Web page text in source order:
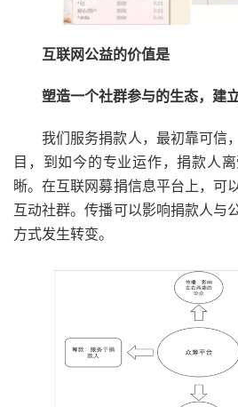
互联网公益的价值是
塑造一个社群参与的生态，建
我们服务捐款人，最初靠可信
目，到如今的专业运作，捐款人
晰。在互联网募捐信息平台上，可
互动社群。传播可以影响捐款人与
方式发生转变。